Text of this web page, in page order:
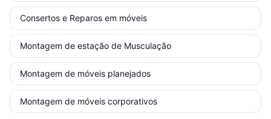
Consertos e Reparos em móveis
Montagem de estação de Musculação
Montagem de móveis planejados
Montagem de móveis corporativos